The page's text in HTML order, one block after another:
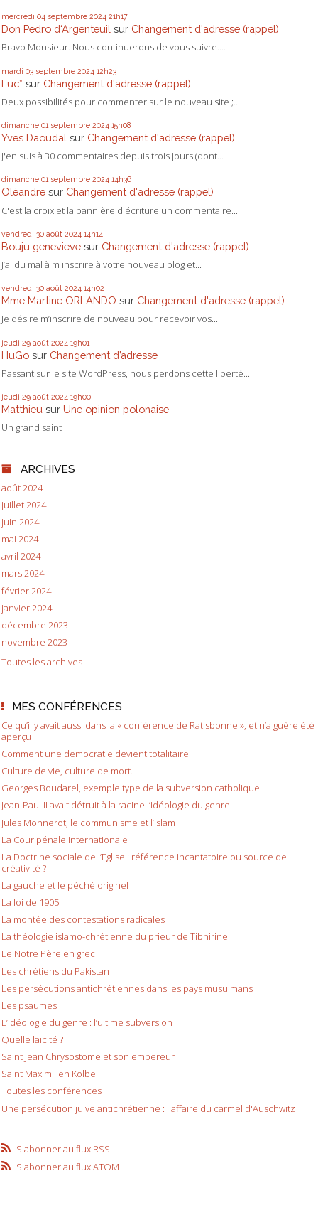
mercredi 04 septembre 2024 21h17
Don Pedro d‘Argenteuil sur Changement d'adresse (rappel)
Bravo Monsieur. Nous continuerons de vous suivre....
mardi 03 septembre 2024 12h23
Luc* sur Changement d'adresse (rappel)
Deux possibilités pour commenter sur le nouveau site ;...
dimanche 01 septembre 2024 15h08
Yves Daoudal sur Changement d'adresse (rappel)
J'en suis à 30 commentaires depuis trois jours (dont...
dimanche 01 septembre 2024 14h36
Oléandre sur Changement d'adresse (rappel)
C'est la croix et la bannière d'écriture un commentaire...
vendredi 30 août 2024 14h14
Bouju genevieve sur Changement d'adresse (rappel)
J’ai du mal à m inscrire à votre nouveau blog et...
vendredi 30 août 2024 14h02
Mme Martine ORLANDO sur Changement d'adresse (rappel)
Je désire m’inscrire de nouveau pour recevoir vos...
jeudi 29 août 2024 19h01
HuGo sur Changement d’adresse
Passant sur le site WordPress, nous perdons cette liberté...
jeudi 29 août 2024 19h00
Matthieu sur Une opinion polonaise
Un grand saint
ARCHIVES
août 2024
juillet 2024
juin 2024
mai 2024
avril 2024
mars 2024
février 2024
janvier 2024
décembre 2023
novembre 2023
Toutes les archives
MES CONFÉRENCES
Ce qu’il y avait aussi dans la « conférence de Ratisbonne », et n’a guère été
aperçu
Comment une democratie devient totalitaire
Culture de vie, culture de mort.
Georges Boudarel, exemple type de la subversion catholique
Jean-Paul II avait détruit à la racine l’idéologie du genre
Jules Monnerot, le communisme et l’islam
La Cour pénale internationale
La Doctrine sociale de l’Eglise : référence incantatoire ou source de
créativité ?
La gauche et le péché originel
La loi de 1905
La montée des contestations radicales
La théologie islamo-chrétienne du prieur de Tibhirine
Le Notre Père en grec
Les chrétiens du Pakistan
Les persécutions antichrétiennes dans les pays musulmans
Les psaumes
L’idéologie du genre : l’ultime subversion
Quelle laïcité ?
Saint Jean Chrysostome et son empereur
Saint Maximilien Kolbe
Toutes les conférences
Une persécution juive antichrétienne : l'affaire du carmel d'Auschwitz
S'abonner au flux RSS
S'abonner au flux ATOM